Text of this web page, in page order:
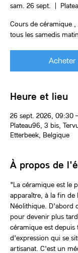
sam. 26 sept.
Cours de céramique ,
tous les samedis
Acheter
Heure et lieu
26 sept. 2026, 09:30
Plateau96, 3 bis,
Etterbeek, Belgique
À propos de
"La céramique est le
apparaître, à la fin de
Néolithique. D'abord
pour devenir plus
céramique est
d'expression qui se
artisanat. C'est un